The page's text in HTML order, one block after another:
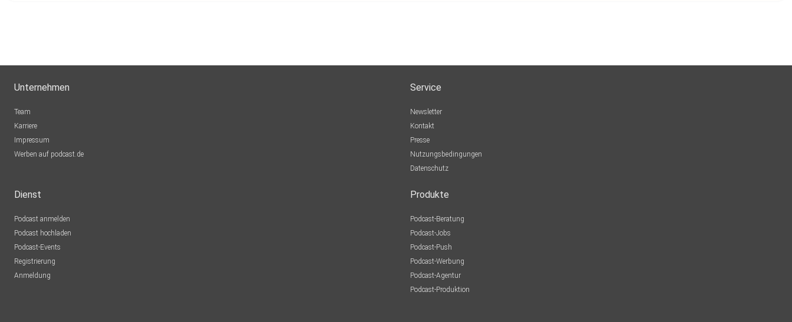
Unternehmen
Team
Karriere
Impressum
Werben auf podcast.de
Service
Newsletter
Kontakt
Presse
Nutzungsbedingungen
Datenschutz
Dienst
Podcast anmelden
Podcast hochladen
Podcast-Events
Registrierung
Anmeldung
Produkte
Podcast-Beratung
Podcast-Jobs
Podcast-Push
Podcast-Werbung
Podcast-Agentur
Podcast-Produktion